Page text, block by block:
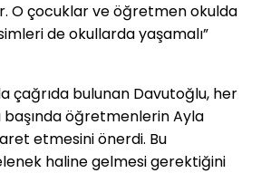
O çocuklar ve öğretmen okulda
de okullarda yaşamalı”
çağrıda bulunan Davutoğlu, her
öğretmenlerin Ayla
etmesini önerdi. Bu
haline gelmesi gerektiğini